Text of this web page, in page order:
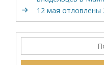
12 мая отловлены